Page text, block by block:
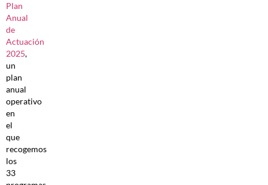
Plan
Anual
de
Actuación
2025,
un
plan
anual
operativo
en
el
que
recogemos
los
33